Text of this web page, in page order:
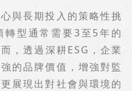
與長期投入的策略性挑
轉型通常需要3至5年的
，透過深耕ESG ，企業
的品牌價值，增強對監
展現出對社會與環境的